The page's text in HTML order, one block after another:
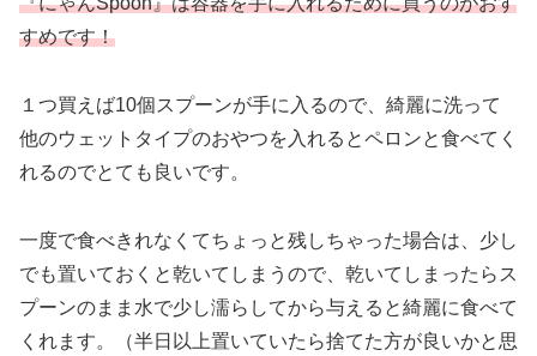
すめです！
１つ買えば10個スプーンが手に入るので、綺麗に洗って
他のウェットタイプのおやつを入れるとペロンと食べてく
れるのでとても良いです。
一度で食べきれなくてちょっと残しちゃった場合は、少し
でも置いておくと乾いてしまうので、乾いてしまったらス
プーンのまま水で少し濡らしてから与えると綺麗に食べて
くれます。（半日以上置いていたら捨てた方が良いかと思